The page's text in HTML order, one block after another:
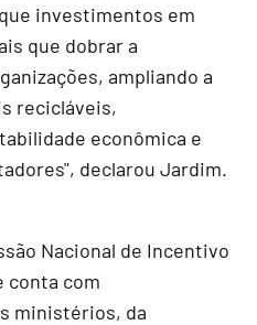
investimentos em
que dobrar a
ampliando a
recicláveis,
econômica e
declarou Jardim.
Nacional de Incentivo
conta com
ministérios, da